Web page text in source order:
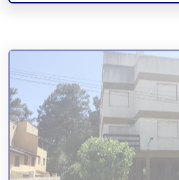
COD.VG3-081